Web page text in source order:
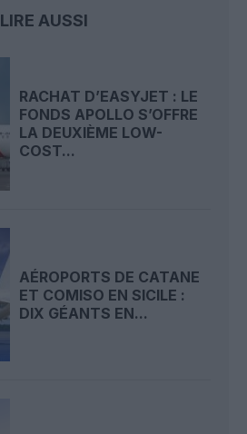
LIRE AUSSI
RACHAT D’EASYJET : LE
FONDS APOLLO S’OFFRE
LA DEUXIÈME LOW-
COST...
AÉROPORTS DE CATANE
ET COMISO EN SICILE :
DIX GÉANTS EN...